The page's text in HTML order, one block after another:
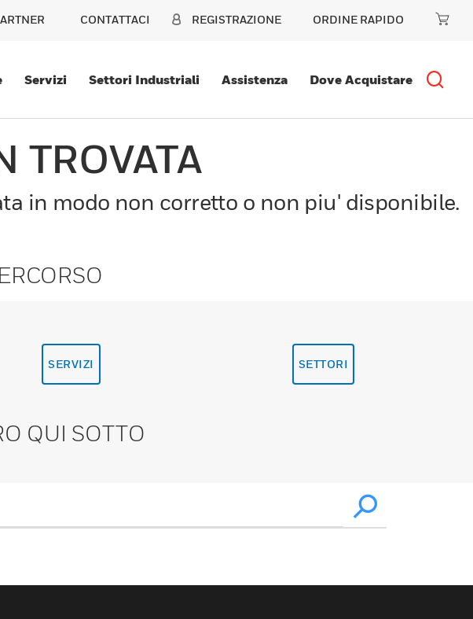
CONTATTACI REGISTRAZIONE ORDINE RAPIDO
Servizi Settori Industriali Assistenza Dove Acquistare
TROVATA
in modo non corretto o non piu' disponibile.
SERVIZI SETTORI
QUI SOTTO